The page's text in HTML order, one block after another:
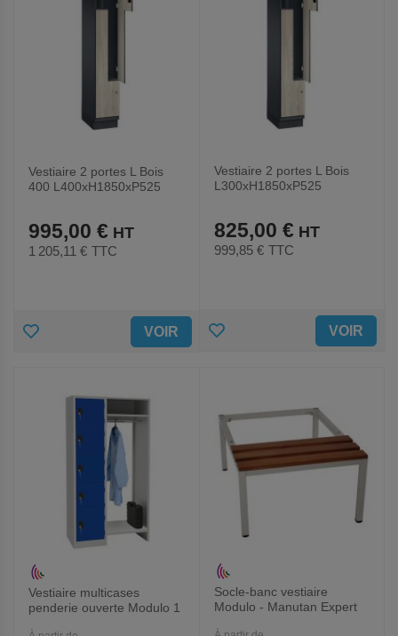
Vestiaire 2 portes L Bois
400 L400xH1850xP525
995,00 €
1 205,11 € TTC
AJOUTER
FAVORIS
VOIR
Vestiaire 2 portes L Bois
L300xH1850xP525
825,00 €
999,85 € TTC
AJOUTER VOIR
Vestiaire multicases
penderie ouverte Modulo 1
Socle-banc vestiaire
Modulo - Manutan Expert